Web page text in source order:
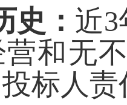
史： 近
和无
标人